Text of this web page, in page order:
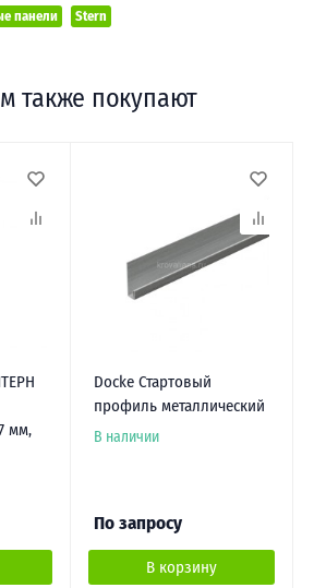
панели Stern
также покупают
мм,
Docke Стартовый
профиль металлический
В наличии
По запросу
В корзину